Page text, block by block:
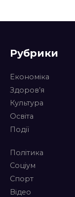
Рубрики
Економіка
Здоров’я
Культура
Освіта
Події
Політика
Соціум
Спорт
Відео